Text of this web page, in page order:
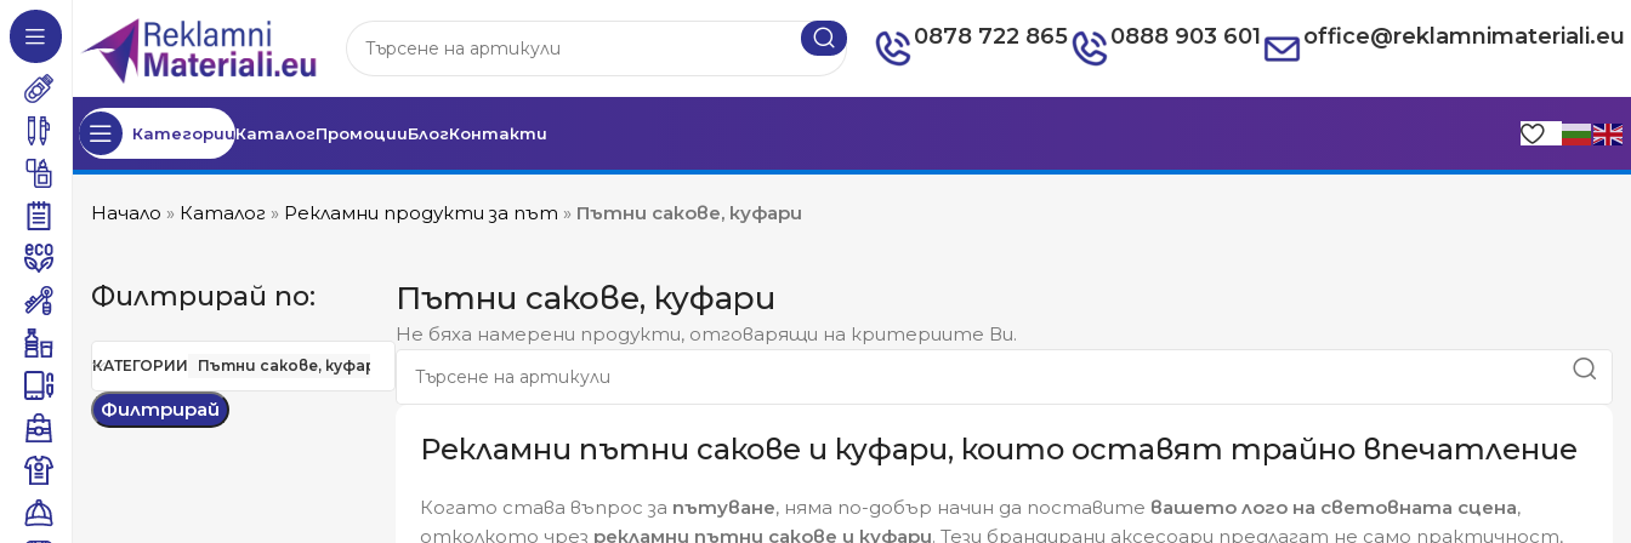
0878 722 865 0888 903 601 office@reklamnimateriali.eu
КатегорииКаталогПромоцииБлогКонтакти
Начало » Каталог » Рекламни продукти за път » Пътни сакове, куфари
Филтрирай по:
КАТЕГОРИИ Пътни сакове, куфари
Филтрирай
Пътни сакове, куфари
Не бяха намерени продукти, отговарящи на критериите Ви.
Рекламни пътни сакове и куфари, които оставят трайно впечатление
Когато става въпрос за пътуване, няма по-добър начин да поставите вашето лого на световната сцена,
отколкото чрез рекламни пътни сакове и куфари. Тези брандирани аксесоари предлагат не само практичност,